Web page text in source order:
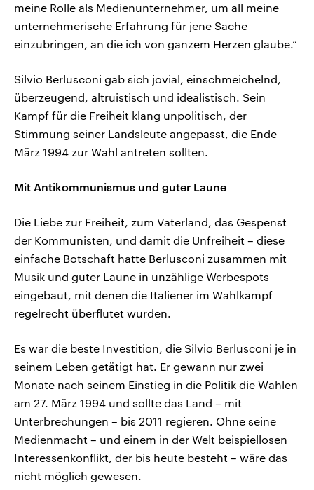
meine Rolle als Medienunternehmer, um all meine
unternehmerische Erfahrung für jene Sache
einzubringen, an die ich von ganzem Herzen glaube.“
Silvio Berlusconi gab sich jovial, einschmeichelnd,
überzeugend, altruistisch und idealistisch. Sein
Kampf für die Freiheit klang unpolitisch, der
Stimmung seiner Landsleute angepasst, die Ende
März 1994 zur Wahl antreten sollten.
Mit Antikommunismus und guter Laune
Die Liebe zur Freiheit, zum Vaterland, das Gespenst
der Kommunisten, und damit die Unfreiheit – diese
einfache Botschaft hatte Berlusconi zusammen mit
Musik und guter Laune in unzählige Werbespots
eingebaut, mit denen die Italiener im Wahlkampf
regelrecht überflutet wurden.
Es war die beste Investition, die Silvio Berlusconi je in
seinem Leben getätigt hat. Er gewann nur zwei
Monate nach seinem Einstieg in die Politik die Wahlen
am 27. März 1994 und sollte das Land – mit
Unterbrechungen – bis 2011 regieren. Ohne seine
Medienmacht – und einem in der Welt beispiellosen
Interessenkonflikt, der bis heute besteht – wäre das
nicht möglich gewesen.